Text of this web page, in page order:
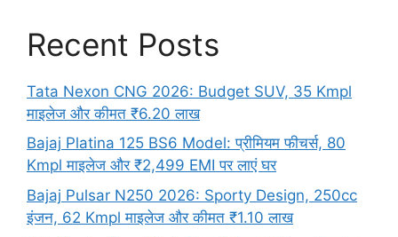
Recent Posts
Tata Nexon CNG 2026: Budget SUV, 35 Kmpl
माइलेज और कीमत ₹6.20 लाख
Bajaj Platina 125 BS6 Model: प्रीमियम फीचर्स, 80
Kmpl माइलेज और ₹2,499 EMI पर लाएं घर
Bajaj Pulsar N250 2026: Sporty Design, 250cc
इंजन, 62 Kmpl माइलेज और कीमत ₹1.10 लाख